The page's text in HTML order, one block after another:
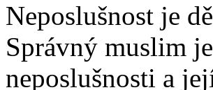
Neposlušnost je
Správný muslim
neposlušnosti a